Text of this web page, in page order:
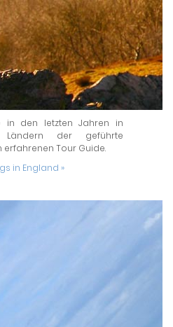
in den letzten Jahren in
Ländern der geführte
Tour Guide.
in England »